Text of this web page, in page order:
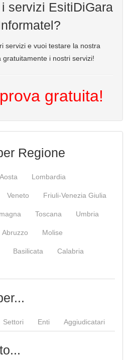
servizi EsitiDiGara
servizi e vuoi testare la nostra
gratuitamente i nostri servizi!
gratuita!
Regione
Lombardia
Veneto Friuli-Venezia Giulia
Toscana Umbria
Abruzzo Molise
Basilicata Calabria
Settori Enti Aggiudicatari